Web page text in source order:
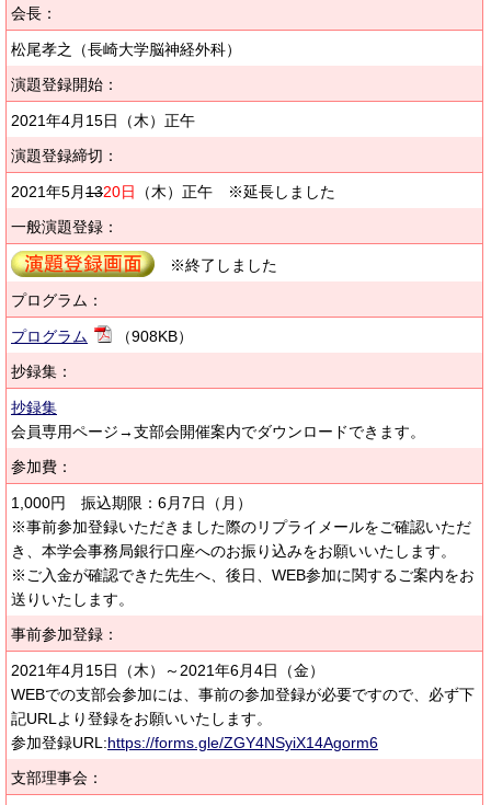
会長：
松尾孝之（長崎大学脳神経外科）
演題登録開始：
2021年4月15日（木）正午
演題登録締切：
2021年5月1320日
（木）正午 ※延長しました
一般演題登録：
※終了しました
プログラム：
プログラム
（908KB）
抄録集：
抄録集
会員専用ページ→支部会開催案内でダウンロードできます。
参加費：
1,000円 振込期限：6月7日（月）
※事前参加登録いただきました際のリプライメールをご確認いただ
き、本学会事務局銀行口座へのお振り込みをお願いいたします。
※ご入金が確認できた先生へ、後日、WEB参加に関するご案内をお
送りいたします。
事前参加登録：
2021年4月15日（木）～2021年6月4日（金）
WEBでの支部会参加には、事前の参加登録が必要ですので、必ず下
記URLより登録をお願いいたします。
参加登録URL:https://forms.gle/ZGY4NSyiX14Agorm6
支部理事会：